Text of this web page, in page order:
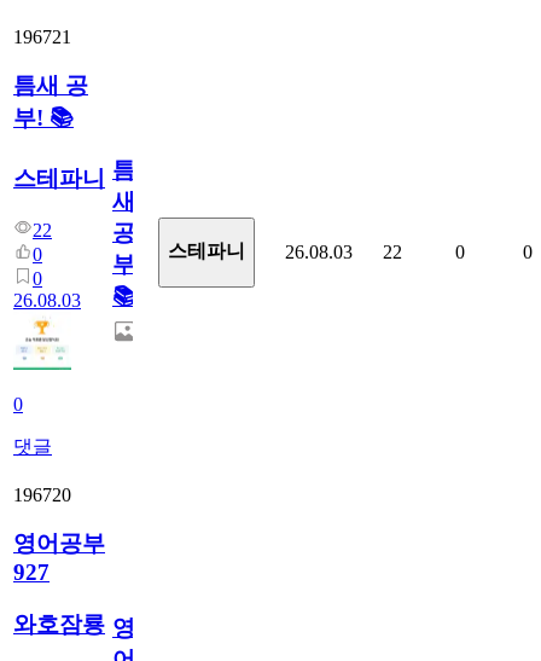
196721
틈새 공
부! 📚
스테파니
22
0
0
26.08.03
0
댓글
틈
새
공
부!
📚
스테파니 26.08.03 22 0 0
196720
영어공부
927
와호잠룡 영